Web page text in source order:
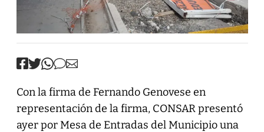
Con la firma de Fernando Genovese en
representación de la firma, CONSAR presentó
ayer por Mesa de Entradas del Municipio una